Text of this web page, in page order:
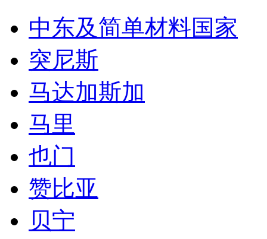
中东及简单材料国家
突尼斯
马达加斯加
马里
也门
赞比亚
贝宁